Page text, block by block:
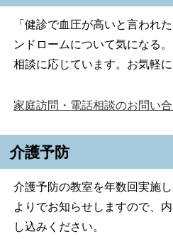
「健診で血圧が高いと言われ
ンドロームについて気になる
相談に応じています。お気軽に
家庭訪問・電話相談のお問い
介護予防
介護予防の教室を年数回実施
よりでお知らせしますので、
し込みください。